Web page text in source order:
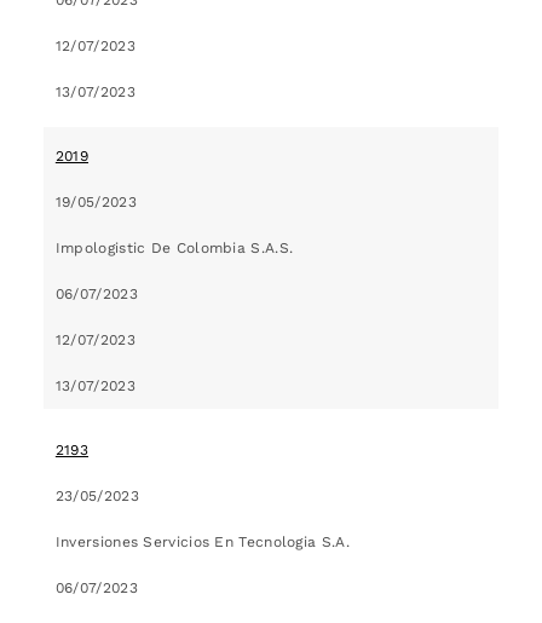
12/07/2023
13/07/2023
2019
19/05/2023
Impologistic De Colombia S.A.S.
06/07/2023
12/07/2023
13/07/2023
2193
23/05/2023
Inversiones Servicios En Tecnologia S.A.
06/07/2023